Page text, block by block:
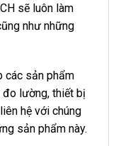
sẽ luôn làm
như những
các sản phẩm
đo lường, thiết bị
hệ với chúng
sản phẩm này.